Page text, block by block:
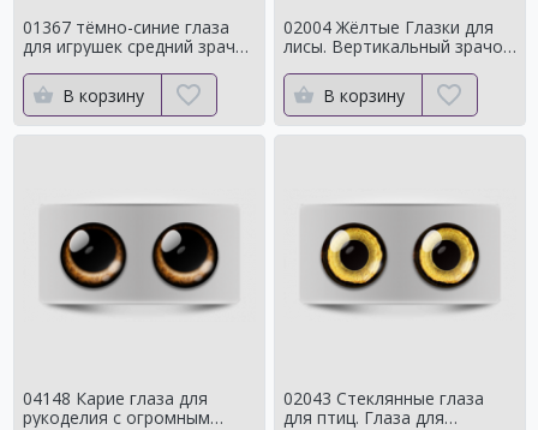
01367 тёмно-синие глаза
для игрушек средний зрачок
В корзину
02004 Жёлтые Глазки для
лисы. Вертикальный зрачок
В корзину
04148 Карие глаза для
рукоделия с огромным
02043 Стеклянные глаза
для птиц. Глаза для